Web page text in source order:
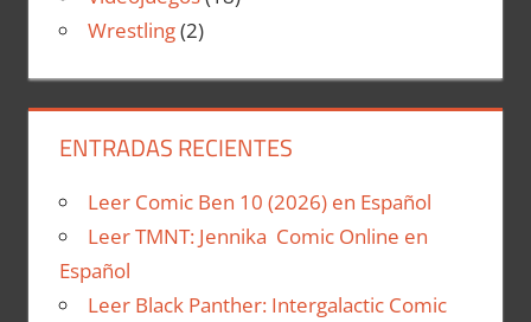
Wrestling(2)
ENTRADAS RECIENTES
Leer Comic Ben 10 (2026) en Español
Leer TMNT: Jennika Comic Online en
Español
Leer Black Panther: Intergalactic Comic